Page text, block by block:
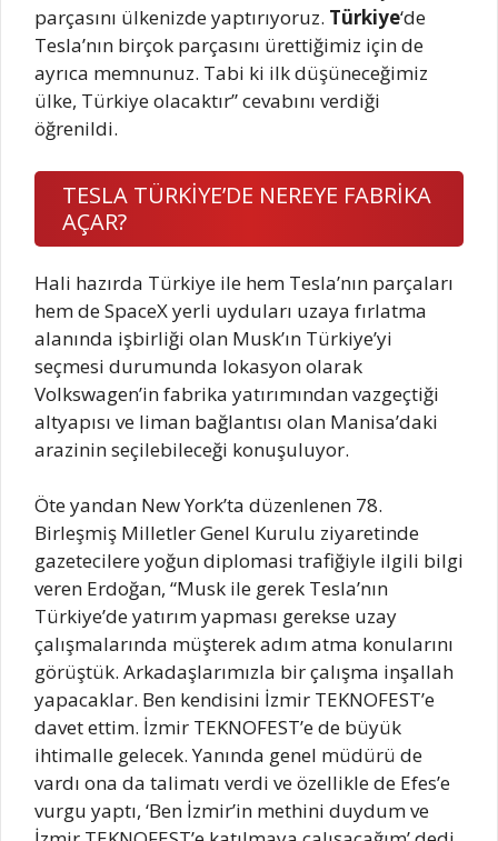
parçasını ülkenizde yaptırıyoruz. Türkiye‘de
Tesla’nın birçok parçasını ürettiğimiz için de
ayrıca memnunuz. Tabi ki ilk düşüneceğimiz
ülke, Türkiye olacaktır” cevabını verdiği
öğrenildi.
TESLA TÜRKİYE’DE NEREYE FABRİKA
AÇAR?
Hali hazırda Türkiye ile hem Tesla’nın parçaları
hem de SpaceX yerli uyduları uzaya fırlatma
alanında işbirliği olan Musk’ın Türkiye’yi
seçmesi durumunda lokasyon olarak
Volkswagen’in fabrika yatırımından vazgeçtiği
altyapısı ve liman bağlantısı olan Manisa’daki
arazinin seçilebileceği konuşuluyor.
Öte yandan New York’ta düzenlenen 78.
Birleşmiş Milletler Genel Kurulu ziyaretinde
gazetecilere yoğun diplomasi trafiğiyle ilgili bilgi
veren Erdoğan, “Musk ile gerek Tesla’nın
Türkiye’de yatırım yapması gerekse uzay
çalışmalarında müşterek adım atma konularını
görüştük. Arkadaşlarımızla bir çalışma inşallah
yapacaklar. Ben kendisini İzmir TEKNOFEST’e
davet ettim. İzmir TEKNOFEST’e de büyük
ihtimalle gelecek. Yanında genel müdürü de
vardı ona da talimatı verdi ve özellikle de Efes’e
vurgu yaptı, ‘Ben İzmir’in methini duydum ve